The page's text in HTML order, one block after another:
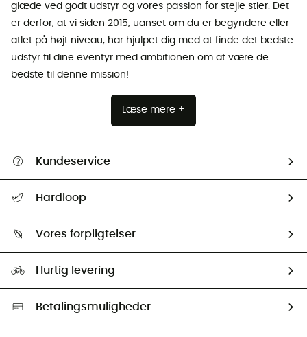
glæde ved godt udstyr og vores passion for stejle stier. Det
er derfor, at vi siden 2015, uanset om du er begyndere eller
atlet på højt niveau, har hjulpet dig med at finde det bedste
udstyr til dine eventyr med ambitionen om at være de
bedste til denne mission!
Læse mere +
Kundeservice
Returnering & Tilbagebetaling
Hardloop
Our ambassadors
Vores forpligtelser
Second hand
HardGreen Udvalg
Hurtig levering
Betalingsmuligheder